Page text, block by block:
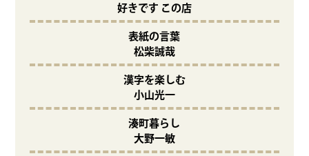
好きです この店
表紙の言葉
松柴誠哉
漢字を楽しむ
小山光一
湊町暮らし
大野一敏